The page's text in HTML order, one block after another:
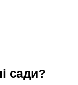
сади?